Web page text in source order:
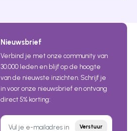
Nieuwsbrief
Verbind je met onze community van
30.000 leden en blijf op de hoogte
van de nieuwste inzichten. Schrijf je
in voor onze nieuwsbrief en ontvang
direct 5% korting:
Verstuur